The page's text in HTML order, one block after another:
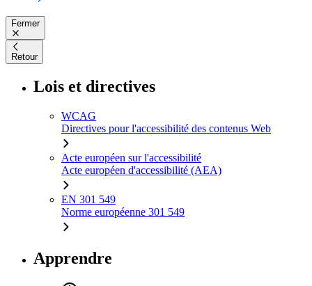
Fermer
Retour
Lois et directives
WCAG
Directives pour l'accessibilité des contenus Web
Acte européen sur l'accessibilité
Acte européen d'accessibilité (AEA)
EN 301 549
Norme européenne 301 549
Apprendre